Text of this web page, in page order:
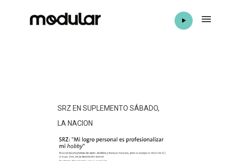
SRZ EN SUPLEMENTO SÁBADO,
LA NACION